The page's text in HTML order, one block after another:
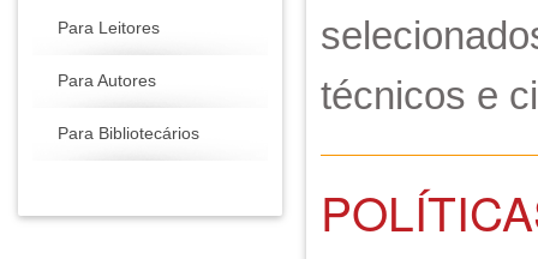
Para Leitores
Para Autores
Para Bibliotecários
técnicos e